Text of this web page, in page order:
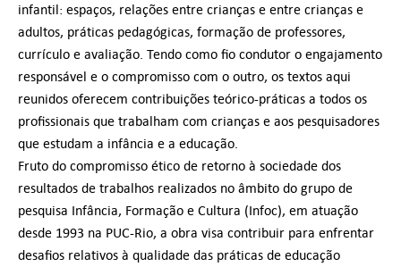
infantil: espaços, relações entre crianças e entre crianças e
adultos, práticas pedagógicas, formação de professores,
currículo e avaliação. Tendo como fio condutor o engajamento
responsável e o compromisso com o outro, os textos aqui
reunidos oferecem contribuições teórico-práticas a todos os
profissionais que trabalham com crianças e aos pesquisadores
que estudam a infância e a educação.
Fruto do compromisso ético de retorno à sociedade dos
resultados de trabalhos realizados no âmbito do grupo de
pesquisa Infância, Formação e Cultura (Infoc), em atuação
desde 1993 na PUC-Rio, a obra visa contribuir para enfrentar
desafios relativos à qualidade das práticas de educação